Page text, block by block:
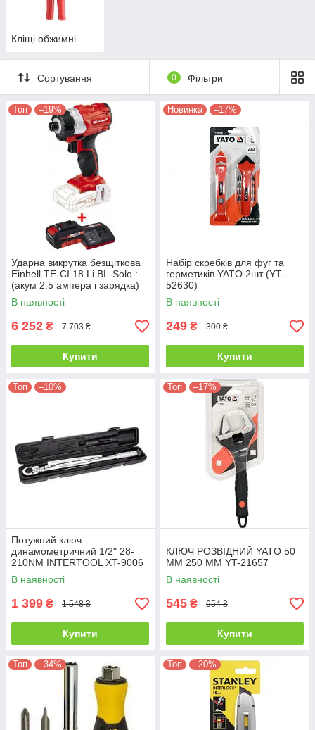
Кліщі обжимні
Сортування 0 Фільтри
Топ –19%
Ударна викрутка безщіткова
Einhell TE-CI 18 Li BL-Solo :
(акум 2.5 ампера і зарядка)
В наявності
6 252 ₴ 7 703 ₴
Купити
Новинка –17%
Набір скребків для фуг та
герметиків YATO 2шт (YT-
52630)
В наявності
249 ₴ 300 ₴
Купити
Топ –10%
Потужний ключ
динамометричний 1/2" 28-
210NM INTERTOOL XT-9006
В наявності
1 399 ₴ 1 548 ₴
Купити
Топ –17%
КЛЮЧ РОЗВІДНИЙ YATO 50
ММ 250 ММ YT-21657
В наявності
545 ₴ 654 ₴
Купити
Топ –34% Топ –20%